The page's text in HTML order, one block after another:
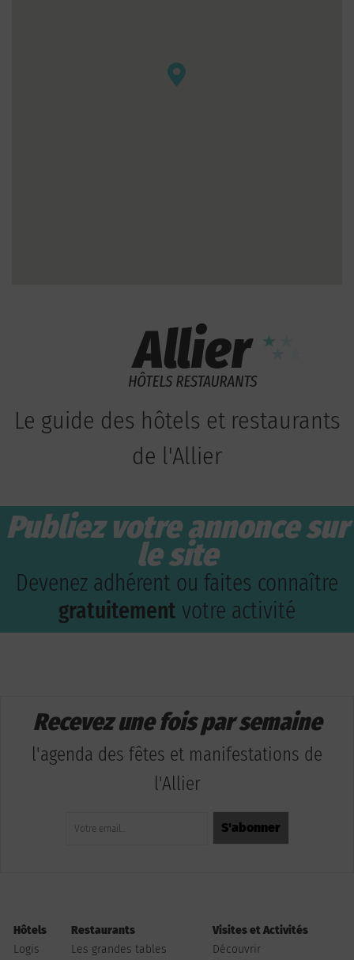
Le guide des hôtels et restaurants
de l'Allier
Publiez votre annonce sur
le site
Devenez adhérent ou faites connaître
gratuitement votre activité
Recevez une fois par semaine
l'agenda des fêtes et manifestations de
l'Allier
Hôtels
Logis
Restaurants
Les grandes tables
Visites et Activités
Découvrir